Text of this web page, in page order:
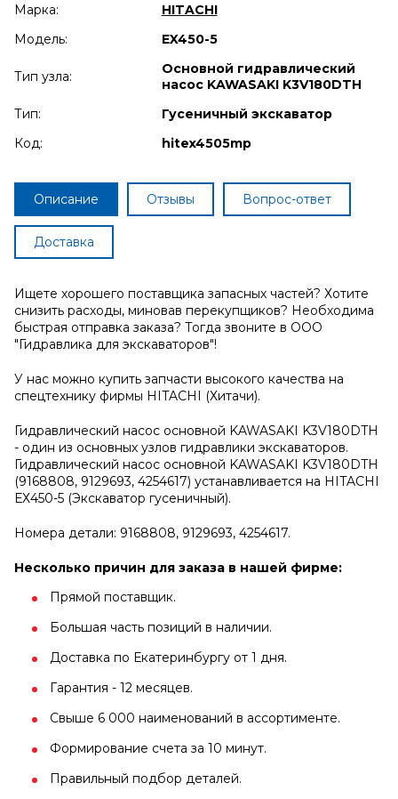
Марка:
HITACHI
Модель:
EX450-5
Тип узла:
Основной гидравлический
насос KAWASAKI K3V180DTH
Тип:
Гусеничный экскаватор
Код:
hitex4505mp
Описание Отзывы Вопрос-ответ
Доставка
Ищете хорошего поставщика запасных частей? Хотите
снизить расходы, миновав перекупщиков? Необходима
быстрая отправка заказа? Тогда звоните в ООО
"Гидравлика для экскаваторов"!
У нас можно купить запчасти высокого качества на
спецтехнику фирмы HITACHI (Хитачи).
Гидравлический насос основной KAWASAKI K3V180DTH
- один из основных узлов гидравлики экскаваторов.
Гидравлический насос основной KAWASAKI K3V180DTH
(9168808, 9129693, 4254617) устанавливается на HITACHI
ЕХ450-5 (Экскаватор гусеничный).
Номера детали: 9168808, 9129693, 4254617.
Несколько причин для заказа в нашей фирме:
Прямой поставщик.
Большая часть позиций в наличии.
Доставка по Екатеринбургу от 1 дня.
Гарантия - 12 месяцев.
Свыше 6 000 наименований в ассортименте.
Формирование счета за 10 минут.
Правильный подбор деталей.